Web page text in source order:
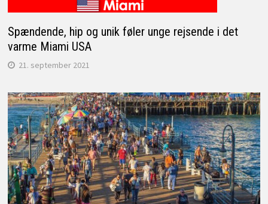
Spændende, hip og unik føler unge rejsende i det
varme Miami USA
21. september 2021